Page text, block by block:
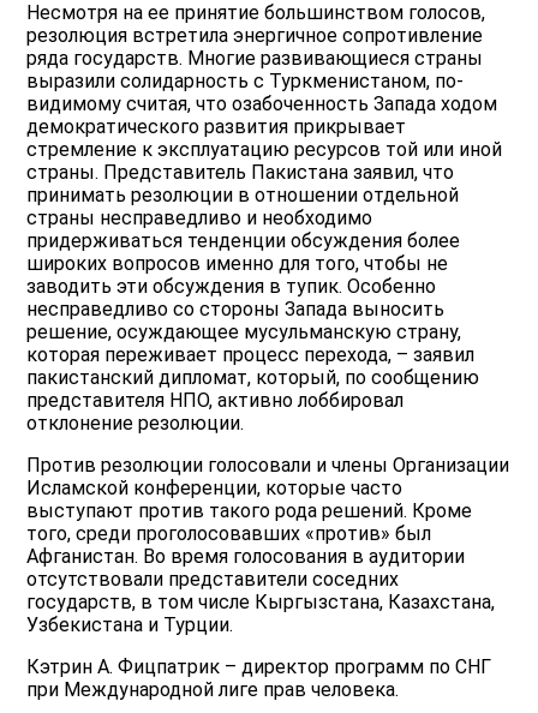
Несмотря на ее принятие большинством голосов,
резолюция встретила энергичное сопротивление
ряда государств. Многие развивающиеся страны
выразили солидарность с Туркменистаном, по-
видимому считая, что озабоченность Запада ходом
демократического развития прикрывает
стремление к эксплуатацию ресурсов той или иной
страны. Представитель Пакистана заявил, что
принимать резолюции в отношении отдельной
страны несправедливо и необходимо
придерживаться тенденции обсуждения более
широких вопросов именно для того, чтобы не
заводить эти обсуждения в тупик. Особенно
несправедливо со стороны Запада выносить
решение, осуждающее мусульманскую страну,
которая переживает процесс перехода, – заявил
пакистанский дипломат, который, по сообщению
представителя НПО, активно лоббировал
отклонение резолюции.
Против резолюции голосовали и члены Организации
Исламской конференции, которые часто
выступают против такого рода решений. Кроме
того, среди проголосовавших «против» был
Афганистан. Во время голосования в аудитории
отсутствовали представители соседних
государств, в том числе Кыргызстана, Казахстана,
Узбекистана и Турции.
Кэтрин А. Фицпатрик – директор программ по СНГ
при Международной лиге прав человека.